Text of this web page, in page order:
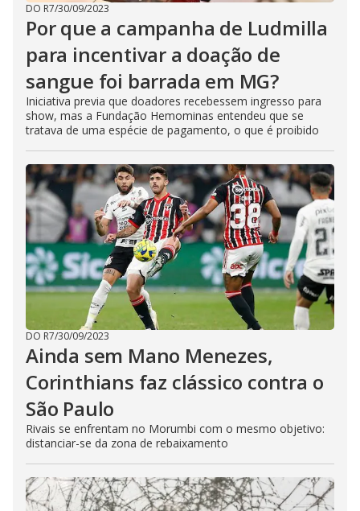
DO R7/30/09/2023
Por que a campanha de Ludmilla
para incentivar a doação de
sangue foi barrada em MG?
Iniciativa previa que doadores recebessem ingresso para
show, mas a Fundação Hemominas entendeu que se
tratava de uma espécie de pagamento, o que é proibido
DO R7/30/09/2023
Ainda sem Mano Menezes,
Corinthians faz clássico contra o
São Paulo
Rivais se enfrentam no Morumbi com o mesmo objetivo:
distanciar-se da zona de rebaixamento